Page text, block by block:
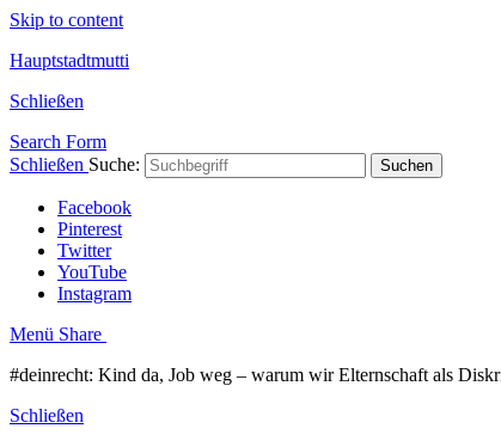
Skip to content
Hauptstadtmutti
Schließen
Search Form
Schließen Suche: Suchen
Facebook
Pinterest
Twitter
YouTube
Instagram
Menü Share
#deinrecht: Kind da, Job weg – warum wir Elternschaft als
Schließen